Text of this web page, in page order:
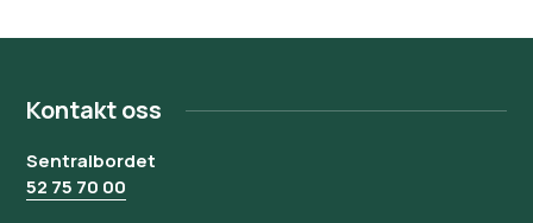
Kontakt oss
Sentralbordet
52 75 70 00